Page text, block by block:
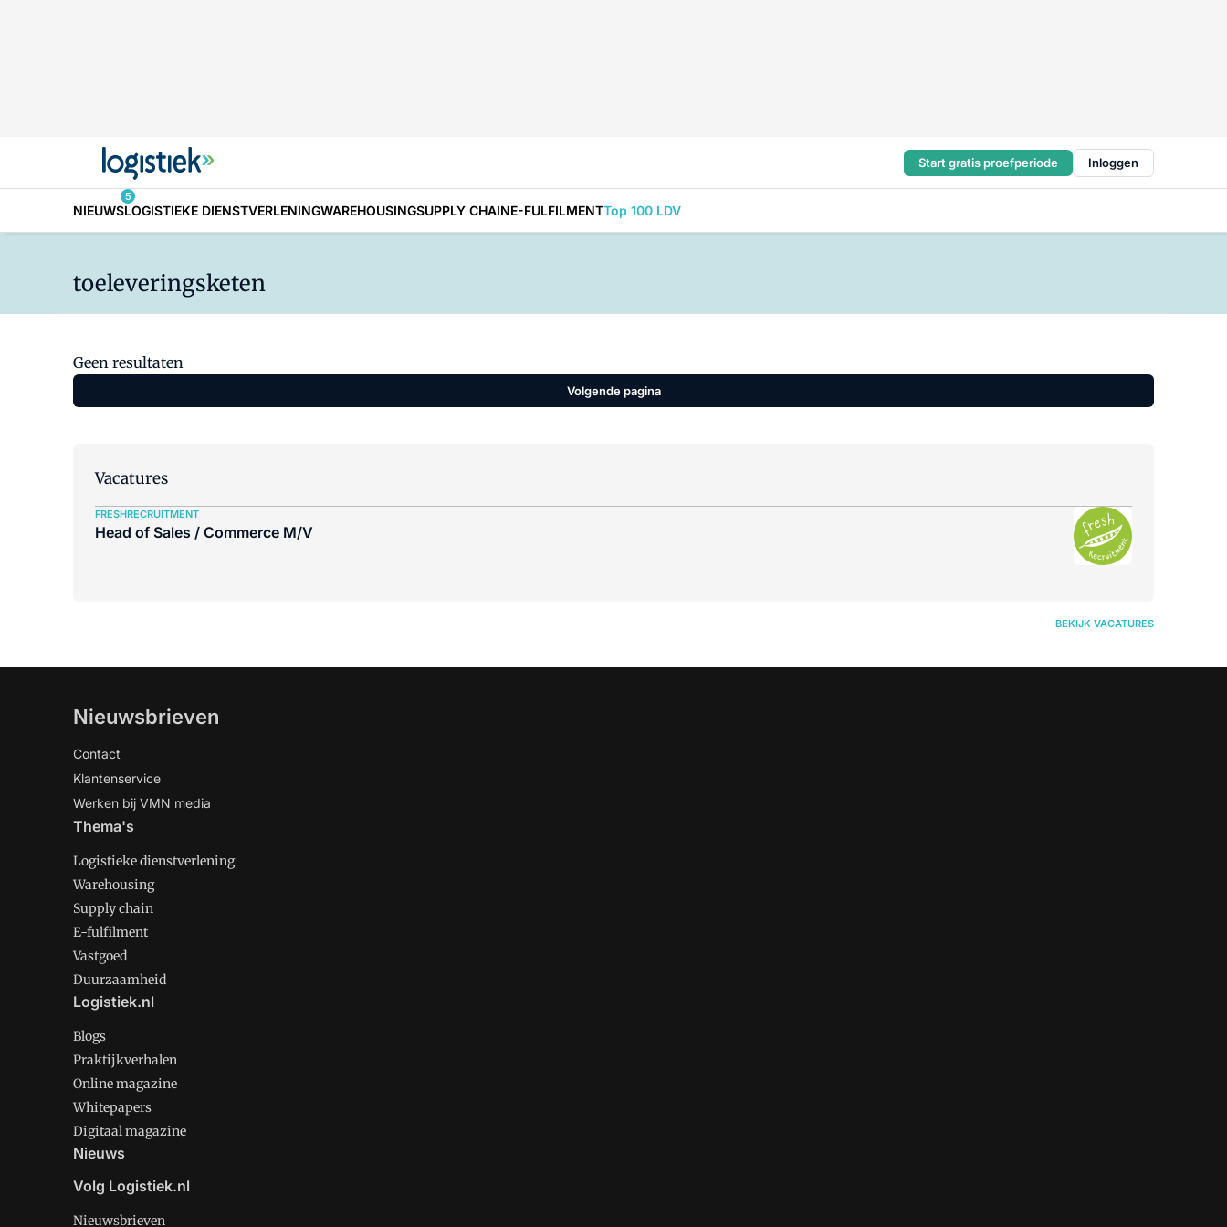
Start gratis proefperiode Inloggen
NIEUWS
5
LOGISTIEKE DIENSTVERLENINGWAREHOUSINGSUPPLY CHAINE-FULFILMENTTop 100 LDV
toeleveringsketen
Geen resultaten
Volgende pagina
Vacatures
FRESHRECRUITMENT
Head of Sales / Commerce M/V
BEKIJK VACATURES
Nieuwsbrieven
Contact
Klantenservice
Werken bij VMN media
Thema's
Logistieke dienstverlening
Warehousing
Supply chain
E-fulfilment
Vastgoed
Duurzaamheid
Logistiek.nl
Blogs
Praktijkverhalen
Online magazine
Whitepapers
Digitaal magazine
Nieuws
Volg Logistiek.nl
Nieuwsbrieven